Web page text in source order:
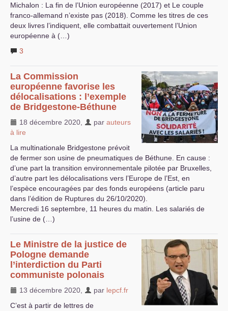
Michalon : La fin de l’Union européenne (2017) et Le couple
franco-allemand n’existe pas (2018). Comme les titres de ces
deux livres l’indiquent, elle combattait ouvertement l’Union
européenne à (…)
3
La Commission
européenne favorise les
délocalisations : l’exemple
de Bridgestone-Béthune
18 décembre 2020 par auteurs
à lire
La multinationale Bridgestone prévoit
de fermer son usine de pneumatiques de Béthune. En cause :
d’une part la transition environnementale pilotée par Bruxelles,
d’autre part les délocalisations vers l’Europe de l’Est, en
l’espèce encouragées par des fonds européens (article paru
dans l’édition de Ruptures du 26/10/2020).
Mercredi 16 septembre, 11 heures du matin. Les salariés de
l’usine de (…)
Le Ministre de la justice de
Pologne demande
l’interdiction du Parti
communiste polonais
13 décembre 2020 par lepcf.fr
C’est à partir de lettres de